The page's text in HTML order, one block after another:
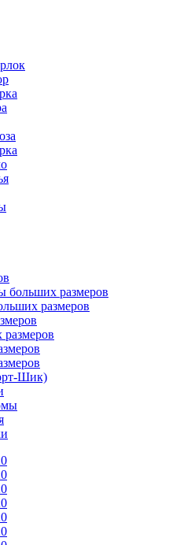
размеров
размеров
Шик)